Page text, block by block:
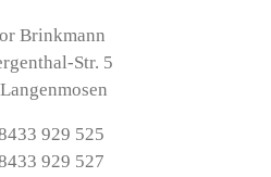
Brinkmann
Str. 5
929 525
929 527